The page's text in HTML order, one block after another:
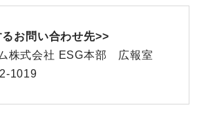
お問い合わせ先>>
株式会社 ESG本部 広報室
1019